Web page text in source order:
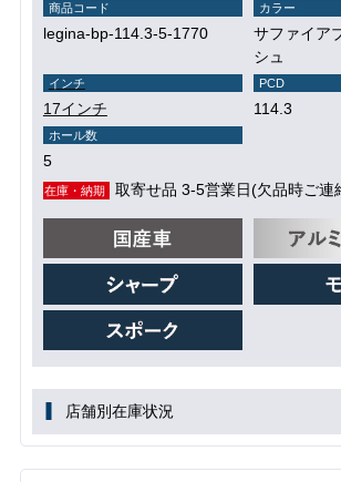
商品コード
legina-bp-114.3-5-1770
カラー
サファイア
シュ
インチ
17インチ
PCD
114.3
ホール数
5
在庫・納期 取寄せ品 3-5営業日(欠品時ご連
店舗別在庫状況